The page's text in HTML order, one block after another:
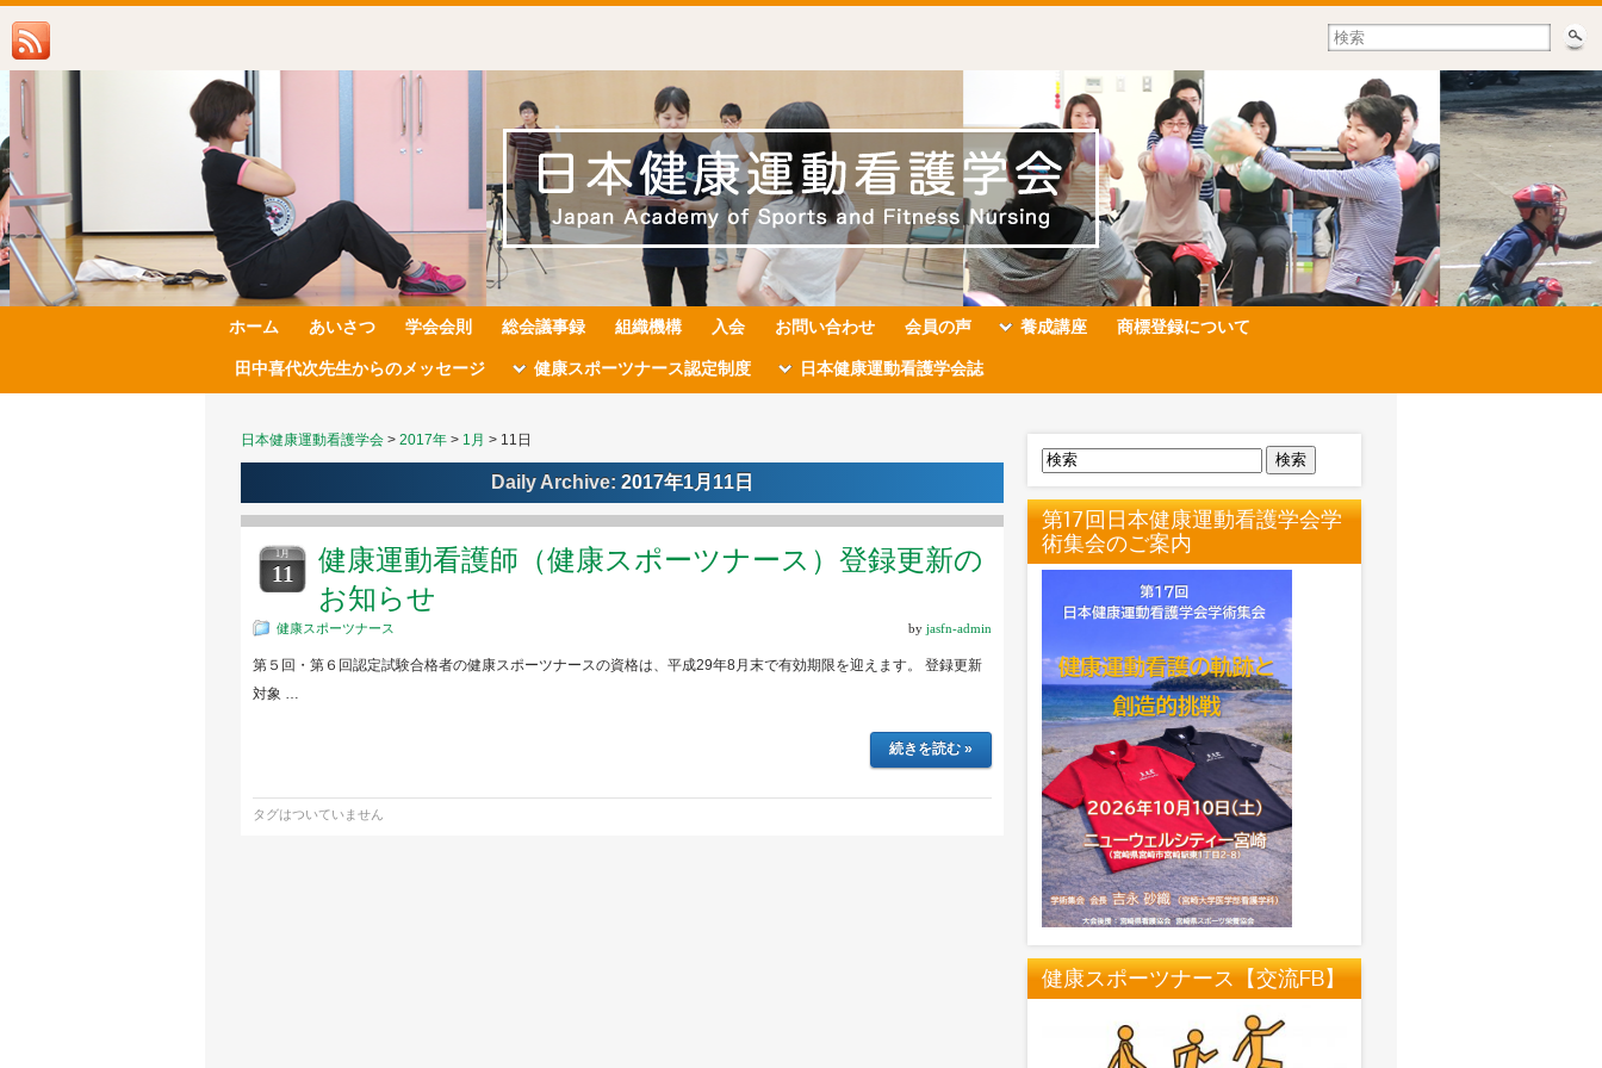
ホーム あいさつ 学会会則 総会議事録 組織機構 入会 お問い合わせ 会員の声 養成講座 商標登録について
田中喜代次先生からのメッセージ 健康スポーツナース認定制度 日本健康運動看護学会誌
日本健康運動看護学会 > 2017年 > 1月 > 11日
Daily Archive: 2017年1月11日
1月
11
健康運動看護師（健康スポーツナース）登録更新の
お知らせ
健康スポーツナース by jasfn-admin
第５回・第６回認定試験合格者の健康スポーツナースの資格は、平成29年8月末で有効期限を迎えます。 登録更新
対象 …
続きを読む »
タグはついていません
検索
第17回日本健康運動看護学会学
術集会のご案内
健康スポーツナース【交流FB】